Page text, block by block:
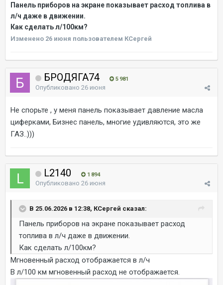
Панель приборов на экране показывает расход топлива в
л/ч даже в движении.
Как сделать л/100км?
Изменено 26 июня пользователем КСергей
БРОДЯГА74 5 981
Опубликовано 26 июня
Не спорьте , у меня панель показывает давление масла
циферками, Бизнес панель, многие удивляются, это же
ГАЗ..)))
L2140 1 894
Опубликовано 26 июня
В 25.06.2026 в 12:38, КСергей сказал:
Панель приборов на экране показывает расход
топлива в л/ч даже в движении.
Как сделать л/100км?
Мгновенный расход отображается в л/ч
В л/100 км мгновенный расход не отображается.